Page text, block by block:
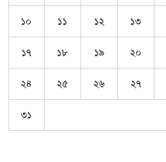
১০ ১১ ১২ ১৩
১৭ ১৮ ১৯ ২০
২৪ ২৫ ২৬ ২৭
৩১